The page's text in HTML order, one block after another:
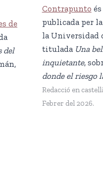
de
del
Contrapunto
publicada per
la Universidad
titulada Una
inquietante,
donde el riesgo
Redacció en
Febrer del 2026.